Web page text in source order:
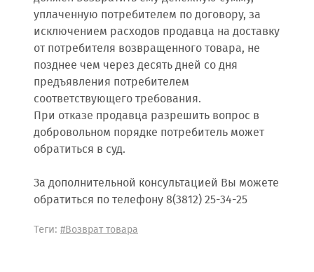
уплаченную потребителем по договору, за
исключением расходов продавца на доставку
от потребителя возвращенного товара, не
позднее чем через десять дней со дня
предъявления потребителем
соответствующего требования.
При отказе продавца разрешить вопрос в
добровольном порядке потребитель может
обратиться в суд.
За дополнительной консультацией Вы можете
обратиться по телефону 8(3812) 25-34-25
Теги: #Возврат товара